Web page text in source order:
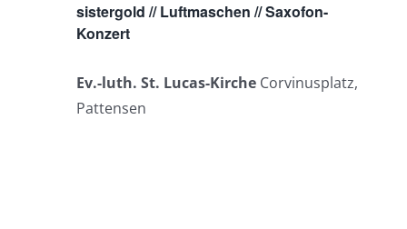
sistergold // Luftmaschen // Saxofon-
Konzert
Ev.-luth. St. Lucas-Kirche Corvinusplatz,
Pattensen